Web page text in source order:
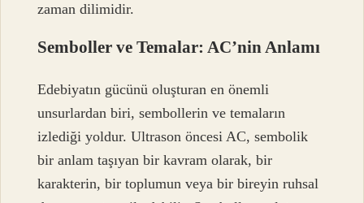
zaman dilimidir.
Semboller ve Temalar: AC’nin Anlamı
Edebiyatın gücünü oluşturan en önemli
unsurlardan biri, sembollerin ve temaların
izlediği yoldur. Ultrason öncesi AC, sembolik
bir anlam taşıyan bir kavram olarak, bir
karakterin, bir toplumun veya bir bireyin ruhsal